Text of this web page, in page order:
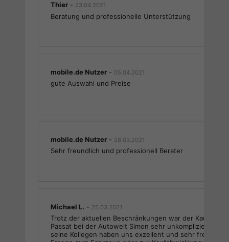
Thier - 23.04.2021
Beratung und professionelle Unterstützung
mobile.de Nutzer - 05.04.2021
gute Auswahl und Preise
mobile.de Nutzer - 28.03.2021
Sehr freundlich und professionell Berater
Michael L. - 25.03.2021
Trotz der aktuellen Beschränkungen war der Kauf
Passat bei der Autowelt Simon sehr unkompliziert.
seine Kollegen haben uns exzellent und sehr